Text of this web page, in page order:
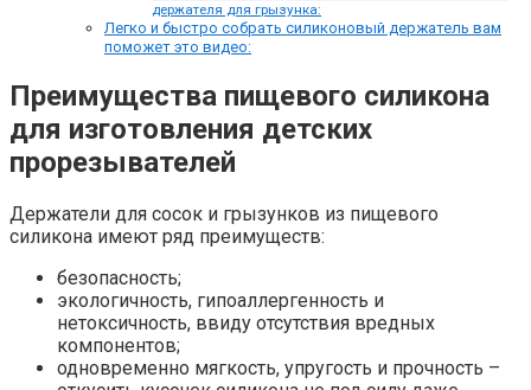
держателя для грызунка:
Легко и быстро собрать силиконовый держатель вам
поможет это видео:
Преимущества пищевого силикона
для изготовления детских
прорезывателей
Держатели для сосок и грызунков из пищевого
силикона имеют ряд преимуществ:
безопасность;
экологичность, гипоаллергенность и
нетоксичность, ввиду отсутствия вредных
компонентов;
одновременно мягкость, упругость и прочность –